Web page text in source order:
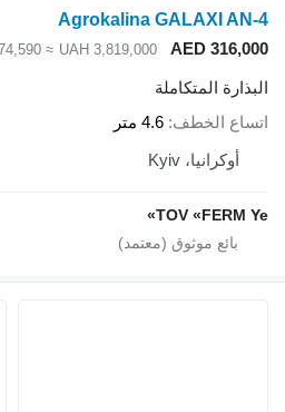
Agrokalina GALAXI AN-4
AED 316,000
UAH 3,819,000
≈ €74,590
البذارة المتكاملة
اتساع الخطف 4.6 متر
أوكرانيا، Kyiv
TOV «FERM Ye»